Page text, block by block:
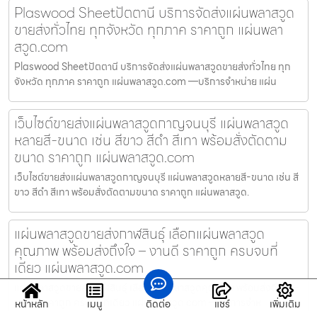
Plaswood Sheetปัตตานี บริการจัดส่งแผ่นพลาสวูด
ขายส่งทั่วไทย ทุกจังหวัด ทุกภาค ราคาถูก แผ่นพลา
สวูด.com
Plaswood Sheetปัตตานี บริการจัดส่งแผ่นพลาสวูดขายส่งทั่วไทย ทุก
จังหวัด ทุกภาค ราคาถูก แผ่นพลาสวูด.com —บริการจำหน่าย แผ่น
เว็บไซต์ขายส่งแผ่นพลาสวูดกาญจนบุรี แผ่นพลาสวูด
หลายสี-ขนาด เช่น สีขาว สีดำ สีเทา พร้อมสั่งตัดตาม
ขนาด ราคาถูก แผ่นพลาสวูด.com
เว็บไซต์ขายส่งแผ่นพลาสวูดกาญจนบุรี แผ่นพลาสวูดหลายสี-ขนาด เช่น สี
ขาว สีดำ สีเทา พร้อมสั่งตัดตามขนาด ราคาถูก แผ่นพลาสวูด.
แผ่นพลาสวูดขายส่งกาฬสินธุ์ เลือกแผ่นพลาสวูด
คุณภาพ พร้อมส่งถึงใจ – งานดี ราคาถูก ครบจบที่
เดียว แผ่นพลาสวูด.com
แผ่นพลาสวูดขายส่งกาฬสินธุ์ เลือกแผ่นพลาสวูดคุณภาพ พร้อมส่งถึงใจ –
งานดี ราคาถูก ครบจบที่เดียว แผ่นพลาสวูด.com —บริการจำห
หน้าหลัก เมนู ติดต่อ แชร์ เพิ่มเติม